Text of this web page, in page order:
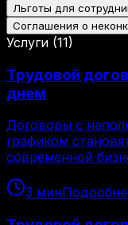
Льготы для
Соглашения о
Услуги (11)
Трудовой
днем
Договоры с
графиком
современной
3 мин